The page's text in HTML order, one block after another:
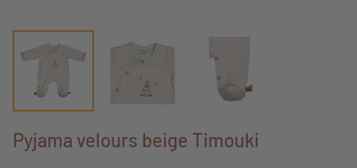
Pyjama velours beige Timouki